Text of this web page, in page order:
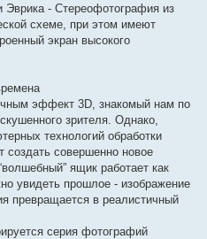
Эврика - Стереофотография из
схеме, при этом имеют
экран высокого
эффект 3D, знакомый нам по
зрителя. Однако,
технологий обработки
создать совершенно новое
ящик работает как
увидеть прошлое - изображение
превращается в реалистичный
серия фотографий